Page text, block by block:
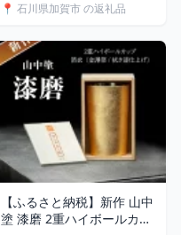
F6P-2369
📍 石川県加賀市 の返礼品
【ふるさと納税】新作 山中
塗 漆磨 2重ハイボールカッ